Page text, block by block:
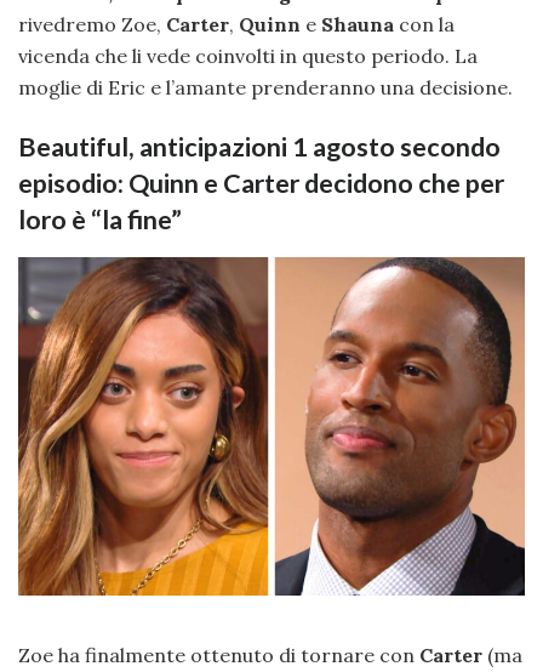
rivedremo Zoe, Carter, Quinn e Shauna con la
vicenda che li vede coinvolti in questo periodo. La
moglie di Eric e l’amante prenderanno una decisione.
Beautiful, anticipazioni 1 agosto secondo
episodio: Quinn e Carter decidono che per
loro è “la fine”
Zoe ha finalmente ottenuto di tornare con Carter (ma